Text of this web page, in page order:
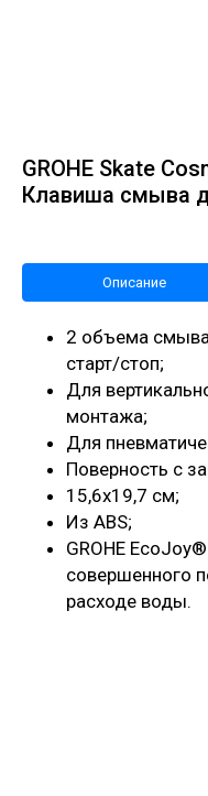
GROHE Skate
Клавиша смыва
Описание
2 объема
старт/стоп;
Для
монтажа;
Для
Поверность с
15,6x19,7 см;
Из ABS;
GROHE
совершенного
расходе воды.